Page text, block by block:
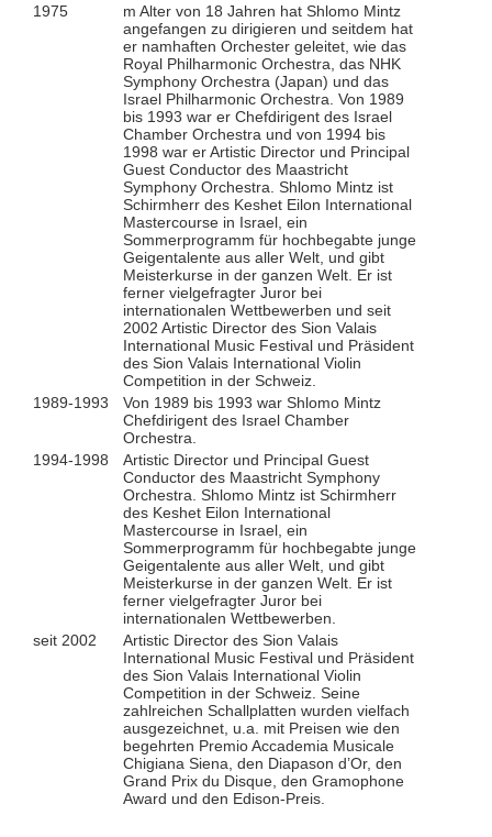
1975
m Alter von 18 Jahren hat Shlomo Mintz
angefangen zu dirigieren und seitdem hat
er namhaften Orchester geleitet, wie das
Royal Philharmonic Orchestra, das NHK
Symphony Orchestra (Japan) und das
Israel Philharmonic Orchestra. Von 1989
bis 1993 war er Chefdirigent des Israel
Chamber Orchestra und von 1994 bis
1998 war er Artistic Director und Principal
Guest Conductor des Maastricht
Symphony Orchestra. Shlomo Mintz ist
Schirmherr des Keshet Eilon International
Mastercourse in Israel, ein
Sommerprogramm für hochbegabte junge
Geigentalente aus aller Welt, und gibt
Meisterkurse in der ganzen Welt. Er ist
ferner vielgefragter Juror bei
internationalen Wettbewerben und seit
2002 Artistic Director des Sion Valais
International Music Festival und Präsident
des Sion Valais International Violin
Competition in der Schweiz.
1989-1993
Von 1989 bis 1993 war Shlomo Mintz
Chefdirigent des Israel Chamber
Orchestra.
1994-1998
Artistic Director und Principal Guest
Conductor des Maastricht Symphony
Orchestra. Shlomo Mintz ist Schirmherr
des Keshet Eilon International
Mastercourse in Israel, ein
Sommerprogramm für hochbegabte junge
Geigentalente aus aller Welt, und gibt
Meisterkurse in der ganzen Welt. Er ist
ferner vielgefragter Juror bei
internationalen Wettbewerben.
seit 2002
Artistic Director des Sion Valais
International Music Festival und Präsident
des Sion Valais International Violin
Competition in der Schweiz. Seine
zahlreichen Schallplatten wurden vielfach
ausgezeichnet, u.a. mit Preisen wie den
begehrten Premio Accademia Musicale
Chigiana Siena, den Diapason d’Or, den
Grand Prix du Disque, den Gramophone
Award und den Edison-Preis.